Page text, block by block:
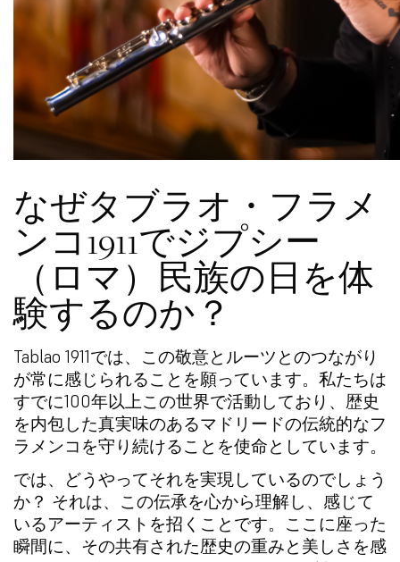
なぜタブラオ・フラメ
ンコ1911でジプシー
（ロマ）民族の日を体
験するのか？
Tablao 1911では、この敬意とルーツとのつながり
が常に感じられることを願っています。私たちは
すでに100年以上この世界で活動しており、歴史
を内包した真実味のあるマドリードの伝統的なフ
ラメンコを守り続けることを使命としています。
では、どうやってそれを実現しているのでしょう
か？ それは、この伝承を心から理解し、感じて
いるアーティストを招くことです。ここに座った
瞬間に、その共有された歴史の重みと美しさを感